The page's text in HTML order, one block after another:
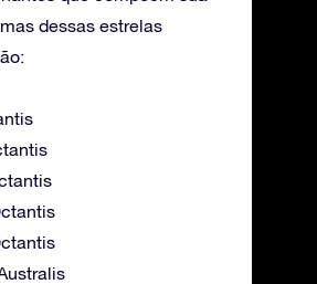
dessas estrelas